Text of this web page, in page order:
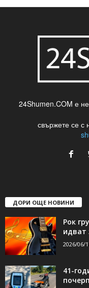
24Shumen.COM е
свържете се с
ДОРИ ОЩЕ НОВИНИ
Рок
идват
2026/06/
41-